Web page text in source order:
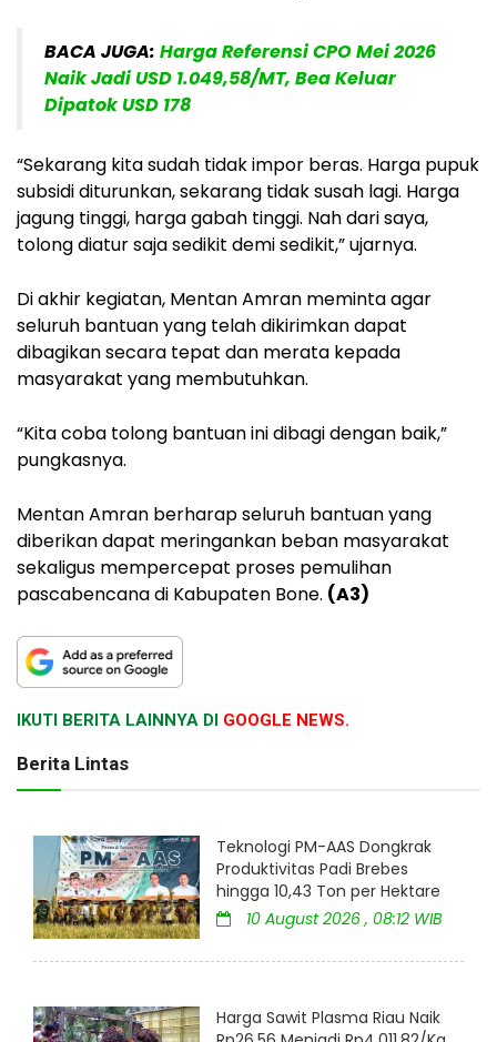
BACA JUGA: Harga Referensi CPO Mei 2026
Naik Jadi USD 1.049,58/MT, Bea Keluar
Dipatok USD 178
“Sekarang kita sudah tidak impor beras. Harga pupuk
subsidi diturunkan, sekarang tidak susah lagi. Harga
jagung tinggi, harga gabah tinggi. Nah dari saya,
tolong diatur saja sedikit demi sedikit,” ujarnya.
Di akhir kegiatan, Mentan Amran meminta agar
seluruh bantuan yang telah dikirimkan dapat
dibagikan secara tepat dan merata kepada
masyarakat yang membutuhkan.
“Kita coba tolong bantuan ini dibagi dengan baik,”
pungkasnya.
Mentan Amran berharap seluruh bantuan yang
diberikan dapat meringankan beban masyarakat
sekaligus mempercepat proses pemulihan
pascabencana di Kabupaten Bone. (A3)
IKUTI BERITA LAINNYA DI GOOGLE NEWS.
Berita Lintas
Teknologi PM-AAS Dongkrak
Produktivitas Padi Brebes
hingga 10,43 Ton per Hektare
10 August 2026 , 08:12 WIB
Harga Sawit Plasma Riau Naik